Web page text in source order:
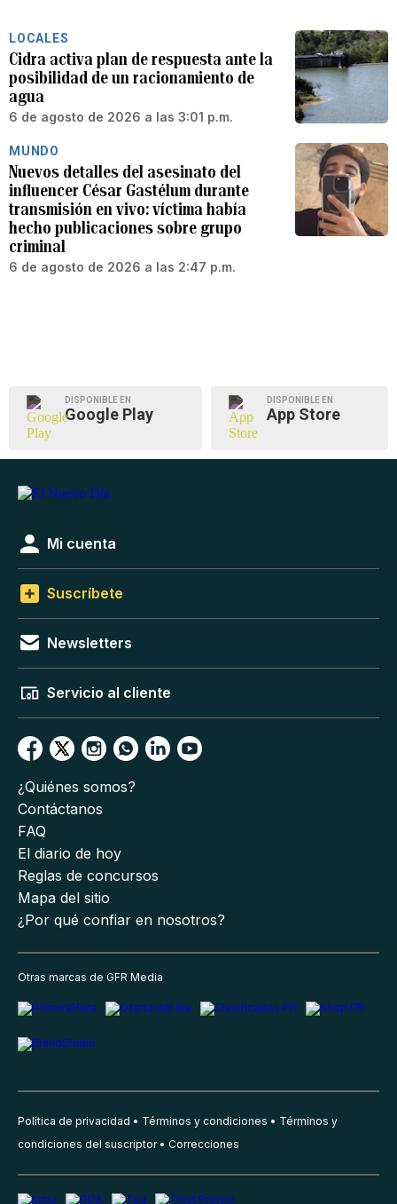
LOCALES
Cidra activa plan de respuesta ante la
posibilidad de un racionamiento de
agua
6 de agosto de 2026 a las 3:01 p.m.
MUNDO
Nuevos detalles del asesinato del
influencer César Gastélum durante
transmisión en vivo: víctima había
hecho publicaciones sobre grupo
criminal
6 de agosto de 2026 a las 2:47 p.m.
DISPONIBLE EN
Google Play
DISPONIBLE EN
App Store
Mi cuenta
Suscríbete
Newsletters
Servicio al cliente
¿Quiénes somos?
Contáctanos
FAQ
El diario de hoy
Reglas de concursos
Mapa del sitio
¿Por qué confiar en nosotros?
Otras marcas de GFR Media
Política de privacidad Términos y condiciones
Términos y
condiciones del suscriptor
Correcciones